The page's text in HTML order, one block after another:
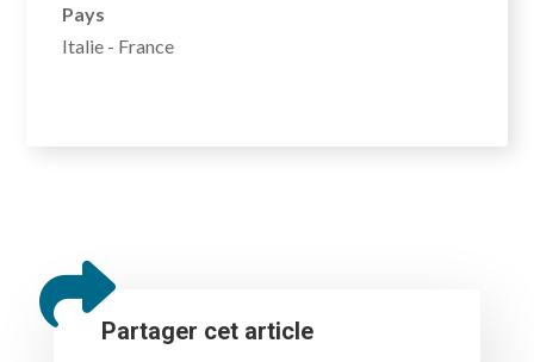
Pays
Italie - France
Partager cet article